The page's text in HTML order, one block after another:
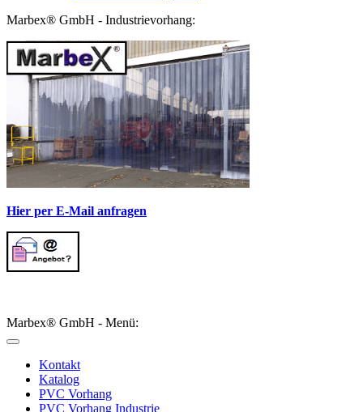
Marbex® GmbH - Industrievorhang:
Hier per E-Mail anfragen
Marbex® GmbH - Menü:
Kontakt
Katalog
PVC Vorhang
PVC Vorhang Industrie